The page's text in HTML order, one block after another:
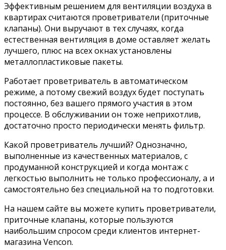
Эффективным решением для вентиляции воздуха в
квартирах считаются проветриватели (приточные
клапаны). Они выручают в тех случаях, когда
естественная вентиляция в доме оставляет желать
лучшего, плюс на всех окнах установлены
металлопластиковые пакеты.
Работает проветриватель в автоматическом
режиме, а потому свежий воздух будет поступать
постоянно, без вашего прямого участия в этом
процессе. В обслуживании он тоже неприхотлив,
достаточно просто периодически менять фильтр.
Какой проветриватель лучший? Однозначно,
выполненные из качественных материалов, с
продуманной конструкцией и когда монтаж с
легкостью выполнить не только профессионалу, а и
самостоятельно без специальной на то подготовки.
На нашем сайте вы можете купить проветриватели,
приточные клапаны, которые пользуются
наибольшим спросом среди клиентов интернет-
магазина Vencon.